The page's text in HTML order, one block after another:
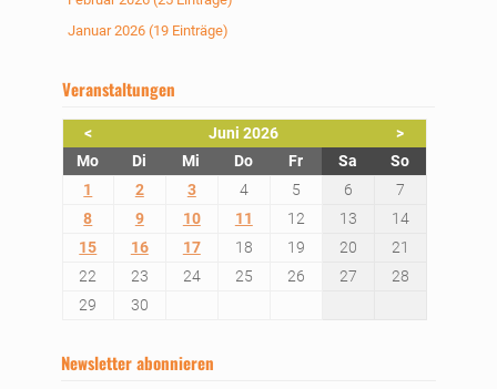
Januar 2026 (19 Einträge)
Veranstaltungen
< Juni 2026
>
Montag Dienstag
Mi ttwoch
Donnerstag
Freitag SamstagSonntag
1
2 3 4 5 6
7
8
9 10 11 12 13
14
15
16 17 18 19 20
21
22
23 24 25 26 27
28
29
30
Newsletter abonnieren